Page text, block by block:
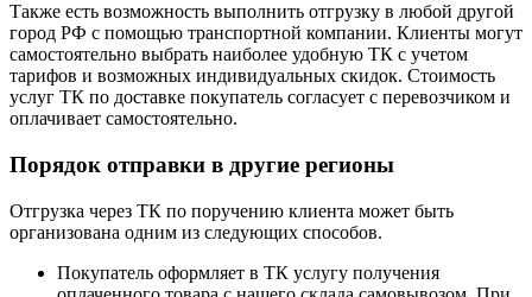
Также есть возможность выполнить отгрузку в любой другой
город РФ с помощью транспортной компании. Клиенты могут
самостоятельно выбрать наиболее удобную ТК с учетом
тарифов и возможных индивидуальных скидок. Стоимость
услуг ТК по доставке покупатель согласует с перевозчиком и
оплачивает самостоятельно.
Порядок отправки в другие регионы
Отгрузка через ТК по поручению клиента может быть
организована одним из следующих способов.
Покупатель оформляет в ТК услугу получения